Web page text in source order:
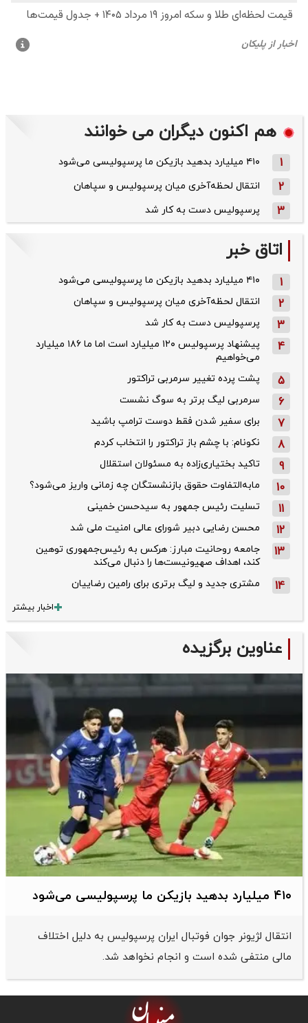
هم اکنون دیگران می خوانند
1 ۴۱۰ میلیارد بدهید بازیکن ما پرسپولیسی می‌شود
2 انتقال لحظه‌آخری میان پرسپولیس و سپاهان
3 پرسپولیس دست به کار شد
اتاق خبر
1 ۴۱۰ میلیارد بدهید بازیکن ما پرسپولیسی می‌شود
2 انتقال لحظه‌آخری میان پرسپولیس و سپاهان
3 پرسپولیس دست به کار شد
4
پیشنهاد پرسپولیس ۱۲۰ میلیارد است اما ما ۱۸۶ میلیارد
می‌خواهیم
5 پشت پرده تغییر سرمربی تراکتور
6 سرمربی لیگ برتر به سوگ نشست
7 برای سفیر شدن فقط دوست ترامپ باشید
8 نکونام: با چشم باز تراکتور را انتخاب کردم
9 تاکید بختیاری‌زاده به مسئولان استقلال
10 مابه‌التفاوت حقوق بازنشستگان چه زمانی واریز می‌شود؟
11 تسلیت رئیس جمهور به سیدحسن خمینی
12 محسن رضایی دبیر شورای عالی امنیت ملی شد
13
جامعه روحانیت مبارز: هرکس به رئیس‌جمهوری توهین
کند، اهداف صهیونیست‌ها را دنبال می‌کند
14 مشتری جدید و لیگ برتری برای رامین رضاییان
اخبار بیشتر
عناوین برگزیده
۴۱۰ میلیارد بدهید بازیکن ما پرسپولیسی می‌شود
انتقال لژیونر جوان فوتبال ایران پرسپولیس به دلیل اختلاف
مالی منتفی شده است و انجام نخواهد شد.